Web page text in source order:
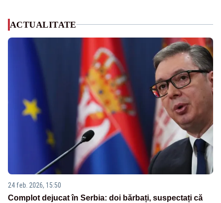
ACTUALITATE
24 feb. 2026, 15:50
Complot dejucat în Serbia: doi bărbați, suspectați că